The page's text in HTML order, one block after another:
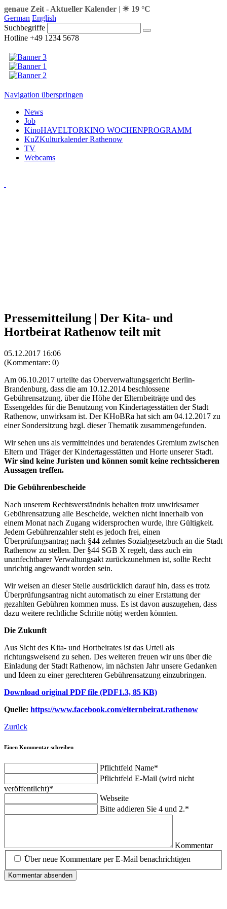
genaue Zeit - Aktueller Kalender | ☀ 19 °C
German English
Suchbegriffe
Hotline +49 1234 5678
Navigation überspringen
News
Job
KinoHAVELTORKINO WOCHENPROGRAMM
KuZKulturkalender Rathenow
TV
Webcams
Pressemitteilung | Der Kita- und
Hortbeirat Rathenow teilt mit
05.12.2017 16:06
(Kommentare: 0)
Am 06.10.2017 urteilte das Oberverwaltungsgericht Berlin-
Brandenburg, dass die am 10.12.2014 beschlossene
Gebührensatzung, über die Höhe der Elternbeiträge und des
Essengeldes für die Benutzung von Kindertagesstätten der Stadt
Rathenow, unwirksam ist. Der KHoBRa hat sich am 04.12.2017 zu
einer Sondersitzung bzgl. dieser Thematik zusammengefunden.
Wir sehen uns als vermittelndes und beratendes Gremium zwischen
Eltern und Träger der Kindertagesstätten und Horte unserer Stadt.
Wir sind keine Juristen und können somit keine rechtssicheren
Aussagen treffen.
Die Gebührenbescheide
Nach unserem Rechtsverständnis behalten trotz unwirksamer
Gebührensatzung alle Bescheide, welchen nicht innerhalb von
einem Monat nach Zugang widersprochen wurde, ihre Gültigkeit.
Jedem Gebührenzahler steht es jedoch frei, einen
Überprüfungsantrag nach §44 zehntes Sozialgesetzbuch an die Stadt
Rathenow zu stellen. Der §44 SGB X regelt, dass auch ein
unanfechtbarer Verwaltungsakt zurückzunehmen ist, sollte Recht
unrichtig angewandt worden sein.
Wir weisen an dieser Stelle ausdrücklich darauf hin, dass es trotz
Überprüfungsantrag nicht automatisch zu einer Erstattung der
gezahlten Gebühren kommen muss. Es ist davon auszugehen, dass
dazu weitere rechtliche Schritte nötig werden könnten.
Die Zukunft
Aus Sicht des Kita- und Hortbeirates ist das Urteil als
richtungsweisend zu sehen. Des weiteren freuen wir uns über die
Einladung der Stadt Rathenow, im nächsten Jahr unsere Gedanken
und Ideen zu einer gerechteren Gebührensatzung einzubringen.
Download original PDF file (PDF1.3, 85 KB)
Quelle: https://www.facebook.com/elternbeirat.rathenow
Zurück
Einen Kommentar schreiben
Pflichtfeld Name*
Pflichtfeld E-Mail (wird nicht
veröffentlicht)*
Webseite
Bitte addieren Sie 4 und 2.*
Kommentar
Über neue Kommentare per E-Mail benachrichtigen